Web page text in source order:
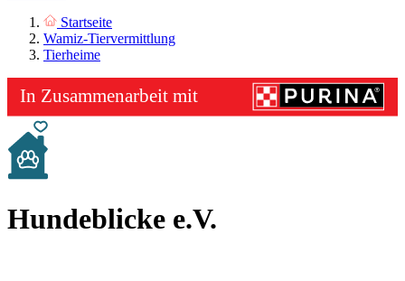
Startseite
Wamiz-Tiervermittlung
Tierheime
Hundeblicke e.V.